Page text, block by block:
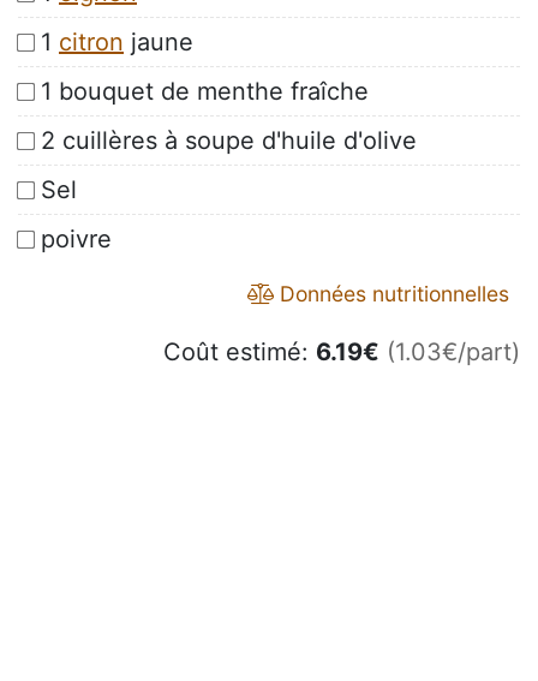
1 citron jaune
1 bouquet de menthe fraîche
2 cuillères à soupe d'huile d'olive
Sel
poivre
Données nutritionnelles
Coût estimé: 6.19€ (1.03€/part)